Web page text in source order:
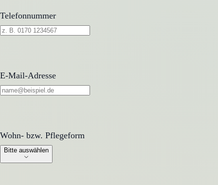
Telefonnummer
E-Mail-Adresse
Wohn- bzw. Pflegeform
Wohn- bzw. Pflegeform
Bitte auswählen